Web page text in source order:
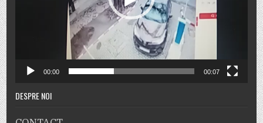
00:00 00:07
DESPRE NOI